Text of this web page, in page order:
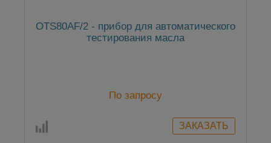
OTS80AF/2 - прибор для автоматического
тестирования масла
По запросу